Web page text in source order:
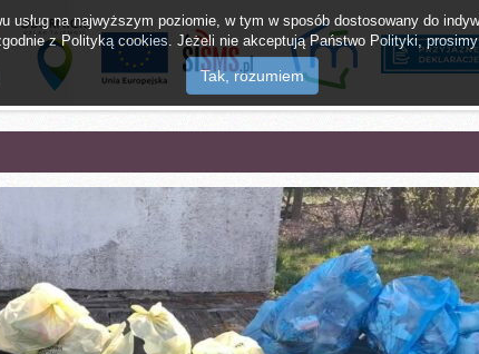
usług na najwyższym poziomie, w tym w sposób dostosowany do
z Polityką cookies. Jeżeli nie akceptują Państwo Polityki,